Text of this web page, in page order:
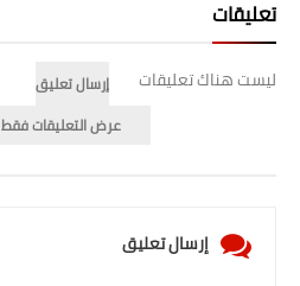
تعليقات
ليست هناك تعليقات
إرسال تعليق
عرض التعليقات فقط
إرسال تعليق